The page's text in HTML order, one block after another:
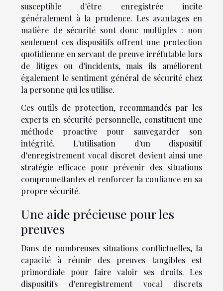
susceptible d'être enregistrée incite
généralement à la prudence. Les avantages en
matière de sécurité sont donc multiples : non
seulement ces dispositifs offrent une protection
quotidienne en servant de preuve irréfutable lors
de litiges ou d'incidents, mais ils améliorent
également le sentiment général de sécurité chez
la personne qui les utilise.
Ces outils de protection, recommandés par les
experts en sécurité personnelle, constituent une
méthode proactive pour sauvegarder son
intégrité. L'utilisation d'un dispositif
d'enregistrement vocal discret devient ainsi une
stratégie efficace pour prévenir des situations
compromettantes et renforcer la confiance en sa
propre sécurité.
Une aide précieuse pour les
preuves
Dans de nombreuses situations conflictuelles, la
capacité à réunir des preuves tangibles est
primordiale pour faire valoir ses droits. Les
dispositifs d'enregistrement vocal discrets